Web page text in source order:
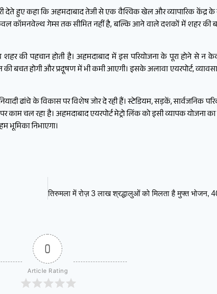
देते हुए कहा कि अहमदाबाद तेजी से एक वैश्विक खेल और व्यापारिक
कॉमनवेल्थ गेम्स तक सीमित नहीं है, बल्कि आने वाले दशकों में शहर की
शहर की पहचान होती है। अहमदाबाद में इस परियोजना के पूरा होने से
बचत होगी और प्रदूषण में भी कमी आएगी। इसके अलावा एयरपोर्ट,
ढांचे के विकास पर विशेष जोर दे रही हैं। स्टेडियम, सड़कें, सार्वजनिक
चल रहा है। अहमदाबाद एयरपोर्ट मेट्रो लिंक को इसी व्यापक योजना का
भूमिका निभाएगा।
0
Article Rating